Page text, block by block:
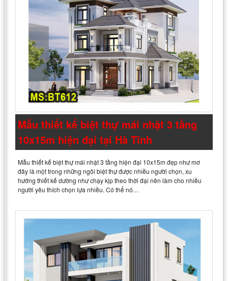
Mẫu thiết kế biệt thự mái nhật 3 tầng
10x15m hiện đại tại Hà Tĩnh
Mẫu thiết kế biệt thự mái nhật 3 tầng hiện đại 10x15m đẹp như mơ
đây là một trong những ngôi biệt thự được nhiều người chọn, xu
hướng thiết kế dường như chạy kịp theo thời đại nên làm cho nhiều
người yêu thích chọn lựa nhiều. Có thể nó…